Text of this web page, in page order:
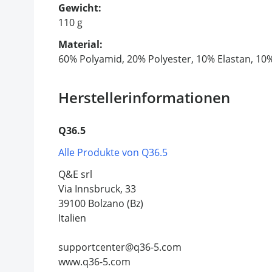
Gewicht:
110 g
Material:
60% Polyamid, 20% Polyester, 10% Elastan,
Herstellerinformationen
Q36.5
Alle Produkte von Q36.5
Q&E srl
Via Innsbruck, 33
39100 Bolzano (Bz)
Italien
supportcenter@q36-5.com
www.q36-5.com